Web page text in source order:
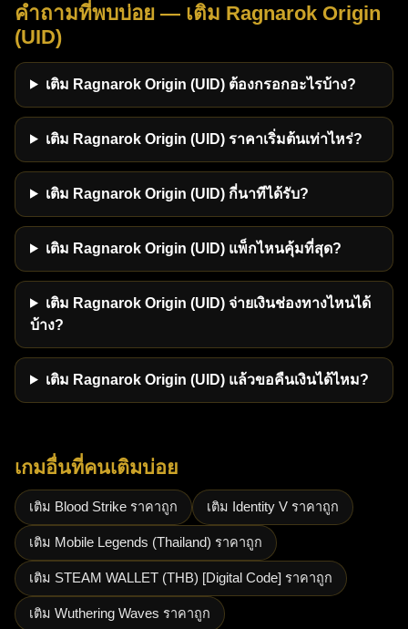
คำถามที่พบบ่อย — เติม Ragnarok Origin
(UID)
เติม Ragnarok Origin (UID) ต้องกรอกอะไรบ้าง?
เติม Ragnarok Origin (UID) ราคาเริ่มต้นเท่าไหร่?
เติม Ragnarok Origin (UID) กี่นาทีได้รับ?
เติม Ragnarok Origin (UID) แพ็กไหนคุ้มที่สุด?
เติม Ragnarok Origin (UID) จ่ายเงินช่องทางไหนได้
บ้าง?
เติม Ragnarok Origin (UID) แล้วขอคืนเงินได้ไหม?
เกมอื่นที่คนเติมบ่อย
เติม Blood Strike ราคาถูก เติม Identity V ราคาถูก
เติม Mobile Legends (Thailand) ราคาถูก
เติม STEAM WALLET (THB) [Digital Code] ราคาถูก
เติม Wuthering Waves ราคาถูก